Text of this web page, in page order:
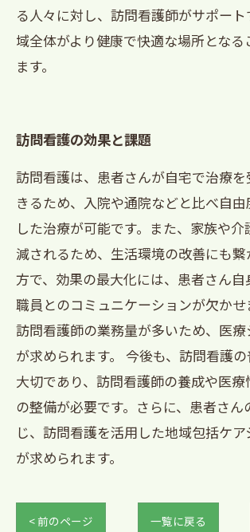
る人々に対し、訪問看護師がサポー
域全体がより健康で快適な場所とな
ます。
訪問看護の効果と課題
訪問看護は、患者さんが自宅で治療
きるため、入院や通院などと比べ自
した治療が可能です。また、家族や
減されるため、生活環境の改善にも繋
方で、効果の最大化には、患者さん
職員とのコミュニケーションが欠かせ
訪問看護師の業務量が多いため、医
が求められます。 今後も、訪問看護
大切であり、訪問看護師の養成や医
の整備が必要です。さらに、患者さん
じ、訪問看護を活用した地域包括ケ
が求められます。
< 前のページ 一覧に戻る